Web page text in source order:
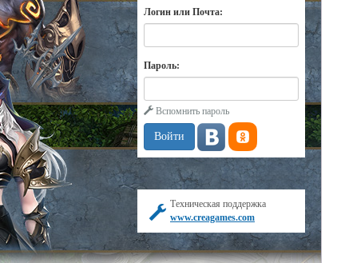
Логин или Почта:
Пароль:
Вспомнить пароль
Техническая поддержка
www.creagames.com